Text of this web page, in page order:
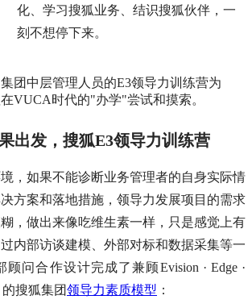
化、学习搜狐业务、结识搜狐伙伴，一
刻不想停下来。
团中层管理人员的E3领导力训练营为
VUCA时代的"办学"尝试和摸索。
出发，搜狐E3领导力训练营
，如果不能诊断业务管理者的自身实际情
方案和落地措施，领导力发展项目的需求
，做出来像吃维生素一样，只是感觉上有
内部访谈建模、外部对标和数据采集等一
问合作设计完成了兼顾Evision · Edge ·
搜狐集团领导力素质模型 ：